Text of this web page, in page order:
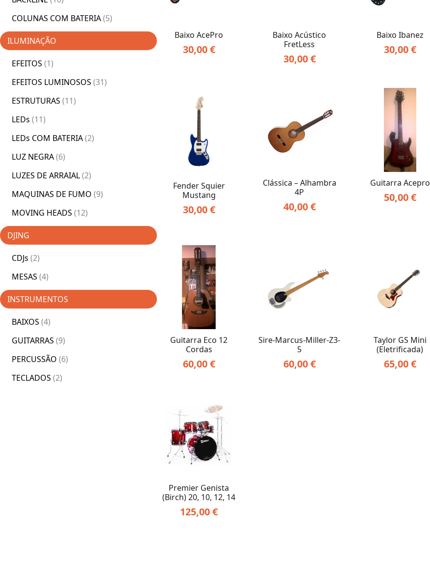
COLUNAS COM BATERIA(5)
ILUMINAÇÃO
EFEITOS (1)
EFEITOS LUMINOSOS (31)
ESTRUTURAS (11)
LEDs (11)
LEDs COM BATERIA(2)
LUZ NEGRA(6)
LUZES DE ARRAIAL(2)
MAQUINAS DE FUMO (9)
MOVING HEADS (12)
DJING
CDJs (2)
MESAS (4)
INSTRUMENTOS
BAIXOS (4)
GUITARRAS (9)
PERCUSSÃO (6)
TECLADOS (2)
Baixo AcePro
30,00€
Baixo Acústico
FretLess
30,00€
Baixo Ibanez
30,00€
Fender Squier
Mustang
30,00€
Clássica – Alhambra
4P
40,00€
Guitarra Acepro
50,00€
Guitarra Eco 12
Cordas
60,00€
Sire-Marcus-Miller-Z3-
5
60,00€
Taylor GS Mini
(Eletrificada)
65,00€
Premier Genista
(birch) 20, 10, 12, 14
125,00€